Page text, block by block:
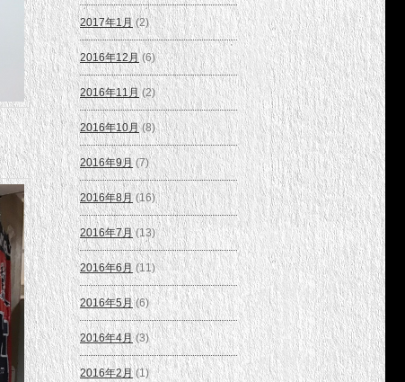
2017年1月(2)
2016年12月 (6)
2016年11月 (2)
2016年10月(8)
2016年9月 (7)
2016年8月(16)
2016年7月(13)
2016年6月(11)
2016年5月(6)
2016年4月(3)
2016年2月(1)